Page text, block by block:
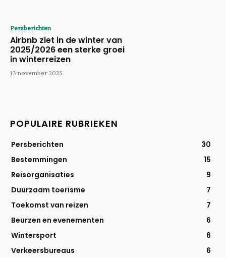
Persberichten
Airbnb ziet in de winter van
2025/2026 een sterke groei
in winterreizen
13 november 2025
POPULAIRE RUBRIEKEN
Persberichten
30
Bestemmingen
15
Reisorganisaties
9
Duurzaam toerisme
7
Toekomst van reizen
7
Beurzen en evenementen
6
Wintersport
6
Verkeersbureaus
6